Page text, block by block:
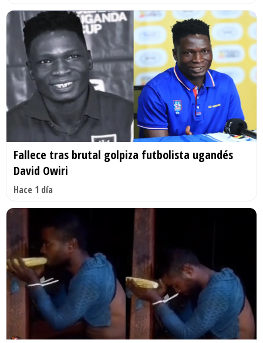
Fallece tras brutal golpiza futbolista ugandés
David Owiri
Hace 1 día